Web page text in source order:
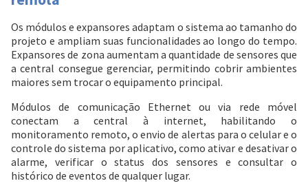
Entrega Flash
Cartão de crédito
Pagamento via Pix
Retire na Loja
Os módulos e expansores adaptam o sistema ao tamanho do
projeto e ampliam suas funcionalidades ao longo do tempo.
Expansores de zona aumentam a quantidade de sensores que
a central consegue gerenciar, permitindo cobrir ambientes
maiores sem trocar o equipamento principal.
Módulos de comunicação Ethernet ou via rede móvel
conectam a central à internet, habilitando o
monitoramento remoto, o envio de alertas para o celular e o
controle do sistema por aplicativo, como ativar e desativar o
alarme, verificar o status dos sensores e consultar o
histórico de eventos de qualquer lugar.